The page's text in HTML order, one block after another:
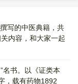
写的中医典籍，共
内容，和大家一起
书。以《证类本
，载有药物1892